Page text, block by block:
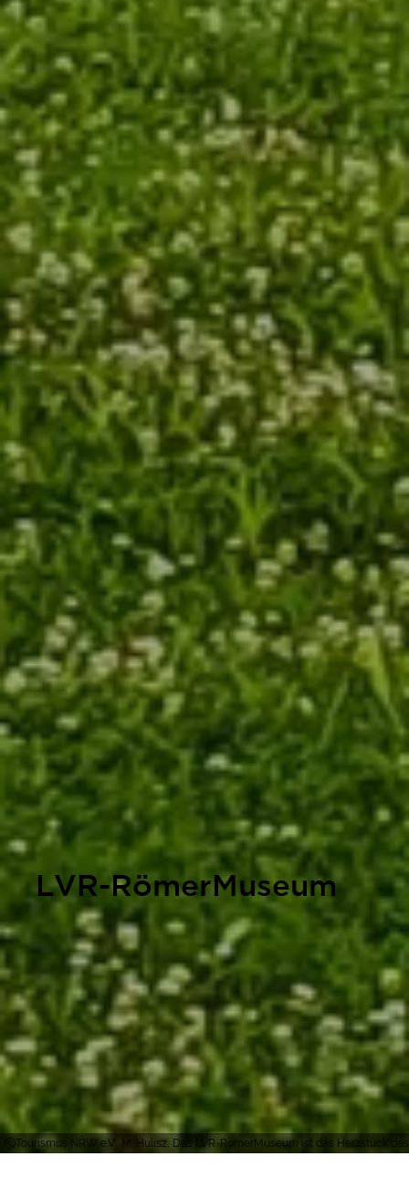
Tourismus NRW e.V., M. Hulisz, Das LVR-RömerMuseum ist das Herzstück
LVR-RömerMuseum